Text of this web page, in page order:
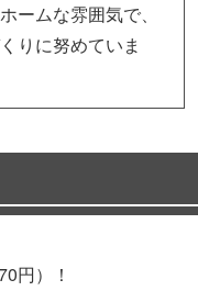
ームな雰囲気で、
りに努めていま
円）！